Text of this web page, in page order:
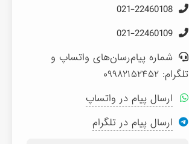
شماره پیام‌رسان‌های واتساپ و
تلگرام: ۰۹۹۸۲۱۵۲۴۵۲
ارسال پیام در واتساپ
ارسال پیام در تلگرام